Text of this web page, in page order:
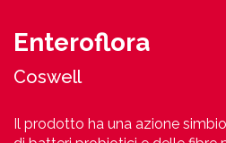
Enteroflora
Coswell
Il prodotto ha una azione